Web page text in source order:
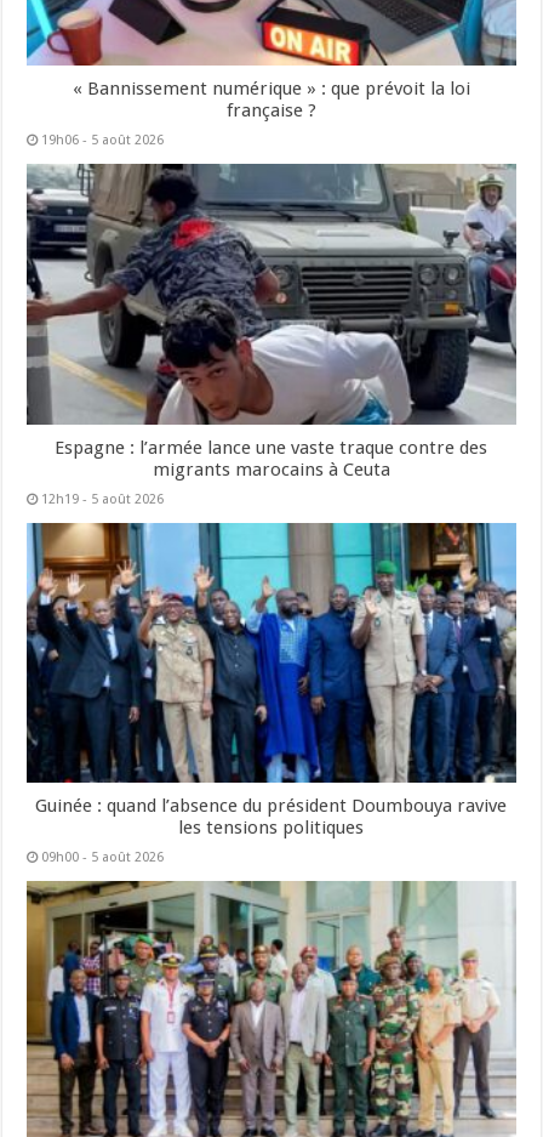
« Bannissement numérique » : que prévoit la loi
française ?
19h06 - 5 août 2026
Espagne : l’armée lance une vaste traque contre des
migrants marocains à Ceuta
12h19 - 5 août 2026
Guinée : quand l’absence du président Doumbouya ravive
les tensions politiques
09h00 - 5 août 2026